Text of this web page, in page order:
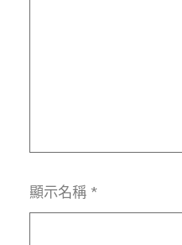
顯示名稱 *